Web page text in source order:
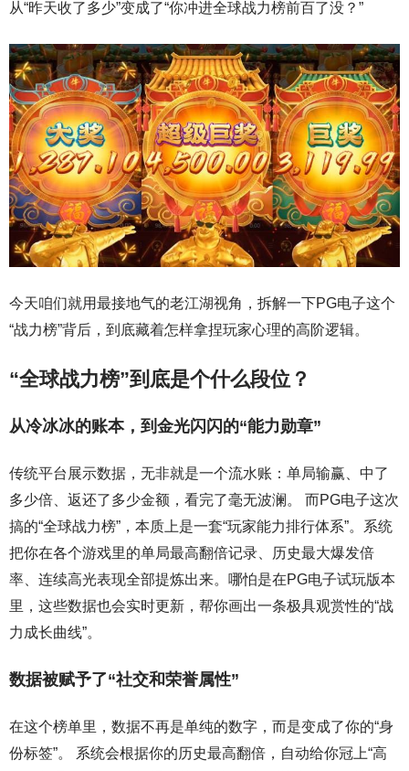
从“昨天收了多少”变成了“你冲进全球战力榜前百了没？”
今天咱们就用最接地气的老江湖视角，拆解一下PG电子这个
“战力榜”背后，到底藏着怎样拿捏玩家心理的高阶逻辑。
“全球战力榜”到底是个什么段位？
从冷冰冰的账本，到金光闪闪的“能力勋章”
传统平台展示数据，无非就是一个流水账：单局输赢、中了
多少倍、返还了多少金额，看完了毫无波澜。 而PG电子这次
搞的“全球战力榜”，本质上是一套“玩家能力排行体系”。系统
把你在各个游戏里的单局最高翻倍记录、历史最大爆发倍
率、连续高光表现全部提炼出来。哪怕是在PG电子试玩版本
里，这些数据也会实时更新，帮你画出一条极具观赏性的“战
力成长曲线”。
数据被赋予了“社交和荣誉属性”
在这个榜单里，数据不再是单纯的数字，而是变成了你的“身
份标签”。 系统会根据你的历史最高翻倍，自动给你冠上“高